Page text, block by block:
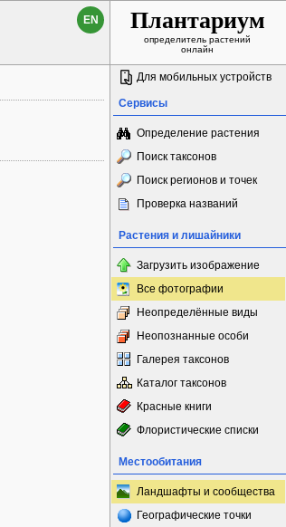
EN Плантариум
определитель растений
онлайн
Для мобильных устройств
Сервисы
Определение растения
Поиск таксонов
Поиск регионов и точек
Проверка названий
Растения и лишайники
Загрузить изображение
Все фотографии
Неопределённые виды
Неопознанные особи
Галерея таксонов
Каталог таксонов
Красные книги
Флористические списки
Местообитания
Ландшафты и сообщества
Географические точки